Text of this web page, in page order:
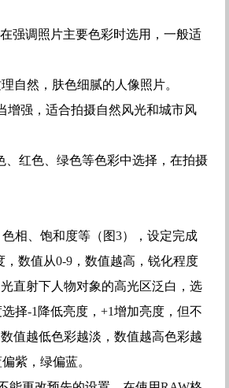
强调照片主要色彩时选用，一般适
自然，肤色细腻的人像照片。
增强，适合拍摄自然风光和城市风
红色、绿色等色彩中选择，在拍摄
相、饱和度等（图3），设定完成
，数值从0-9 ，数值越高，锐化程度
直射下人物对象的高光区泛白，选
择-1 降低亮度， +1增加亮度，但不
值越低色彩越淡，数值越高色彩越
紫，绿偏蓝。